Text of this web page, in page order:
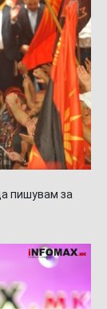
пишувам за